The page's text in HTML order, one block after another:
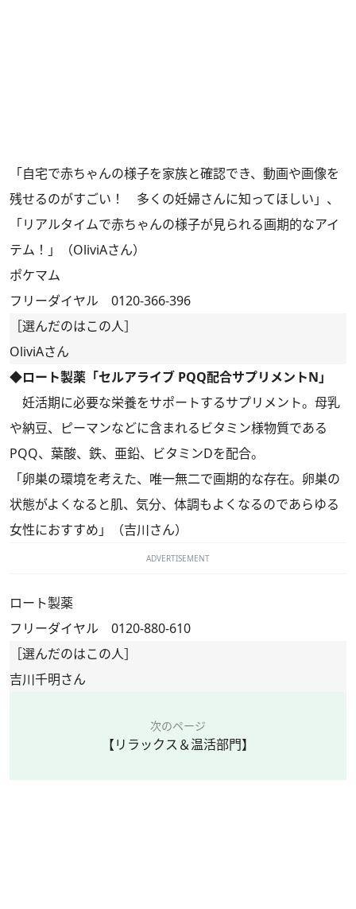
「自宅で赤ちゃんの様子を家族と確認でき、動画や画像を
残せるのがすごい！ 多くの妊婦さんに知ってほしい」、
「リアルタイムで赤ちゃんの様子が見られる画期的なアイ
テム！」（OliviAさん）
ポケマム
フリーダイヤル 0120-366-396
［選んだのはこの人］
OliviAさん
◆ロート製薬「セルアライブ PQQ配合サプリメントN」
妊活期に必要な栄養をサポートするサプリメント。母乳
や納豆、ピーマンなどに含まれるビタミン様物質である
PQQ、葉酸、鉄、亜鉛、ビタミンDを配合。
「卵巣の環境を考えた、唯一無二で画期的な存在。卵巣の
状態がよくなると肌、気分、体調もよくなるのであらゆる
女性におすすめ」（吉川さん）
ADVERTISEMENT
ロート製薬
フリーダイヤル 0120-880-610
［選んだのはこの人］
吉川千明さん
次のページ
【リラックス＆温活部門】